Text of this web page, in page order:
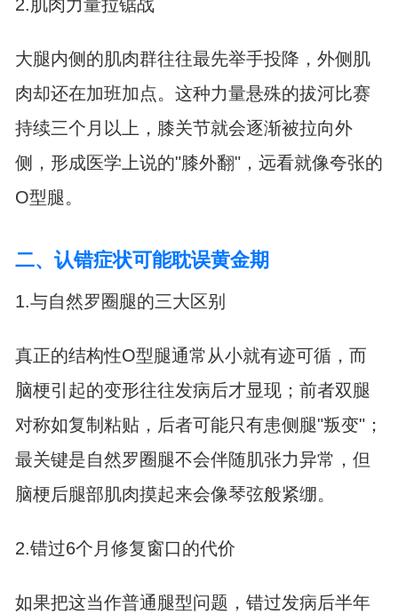
2.肌肉力量拉锯战
大腿内侧的肌肉群往往最先举手投降，外侧肌
肉却还在加班加点。这种力量悬殊的拔河比赛
持续三个月以上，膝关节就会逐渐被拉向外
侧，形成医学上说的"膝外翻"，远看就像夸张的
O型腿。
二、认错症状可能耽误黄金期
1.与自然罗圈腿的三大区别
真正的结构性O型腿通常从小就有迹可循，而
脑梗引起的变形往往发病后才显现；前者双腿
对称如复制粘贴，后者可能只有患侧腿"叛变"；
最关键是自然罗圈腿不会伴随肌张力异常，但
脑梗后腿部肌肉摸起来会像琴弦般紧绷。
2.错过6个月修复窗口的代价
如果把这当作普通腿型问题，错过发病后半年